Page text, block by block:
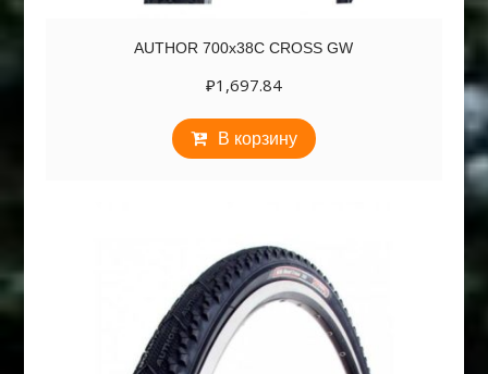
AUTHOR 700х38C CROSS GW
₽1,697.84
В корзину